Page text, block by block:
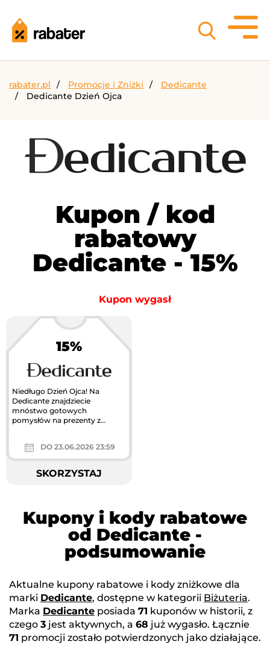
rabater.pl Promocje i Zniżki
Dedicante
Dedicante Dzień Ojca
Kupon / kod
rabatowy
Dedicante - 15%
Kupon wygasł
15%
Niedługo Dzień Ojca! Na
Dedicante znajdziecie
mnóstwo gotowych
pomysłów na prezenty z
DO 23.06.2026 23:59
SKORZYSTAJ
Kupony i kody rabatowe
od Dedicante -
podsumowanie
Aktualne kupony rabatowe i kody zniżkowe dla
marki Dedicante, dostępne w kategorii Biżuteria.
Marka Dedicante posiada 71 kuponów w historii, z
czego 3 jest aktywnych, a 68 już wygasło. Łącznie
71 promocji zostało potwierdzonych jako działające.